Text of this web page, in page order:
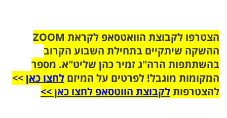
הצטרפו לקבוצת הוואטסאפ לקראת ZOOM
ההשקה שיתקיים בתחילת השבוע הקרוב
בהשתתפות הרה"ג זמיר כהן שליט"א. מספר
המקומות מוגבל! לפרטים על המיזם לחצו כאן>>
להצטרפותלקבוצת הווטסאפ לחצו כאן >>